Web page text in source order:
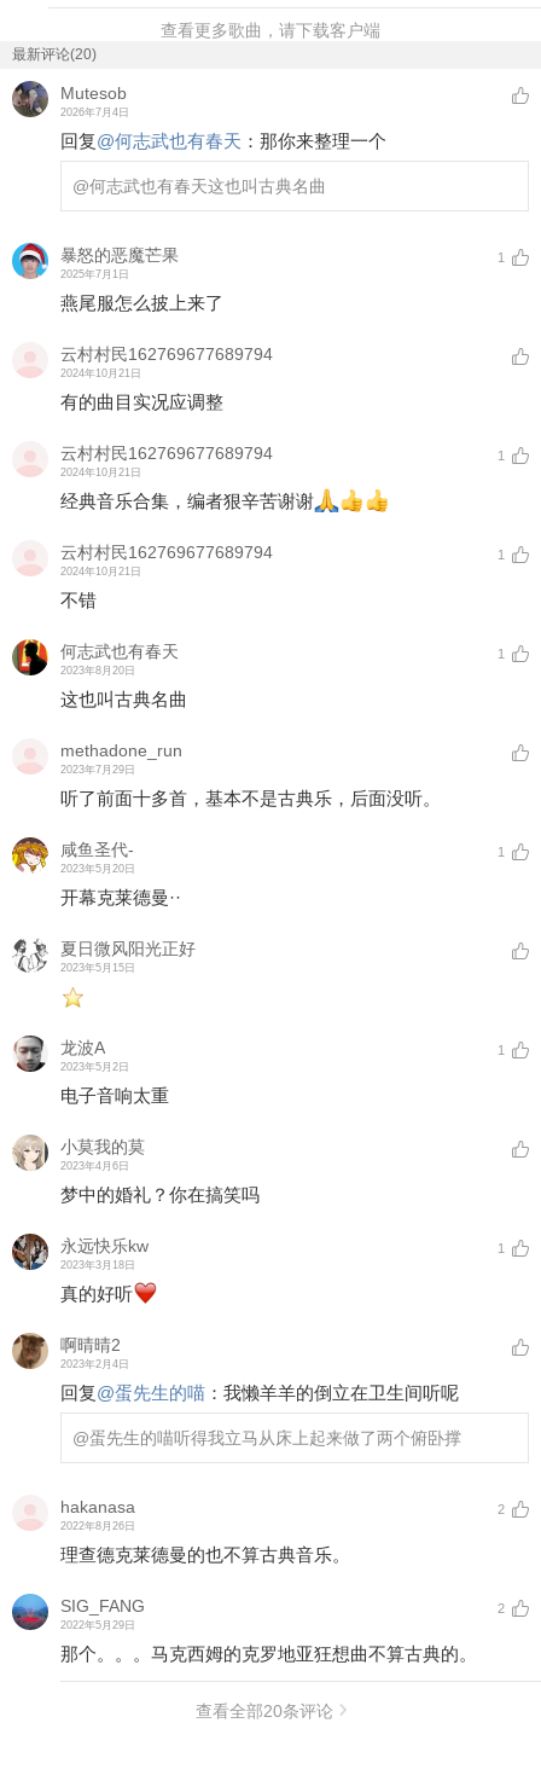
查看更多歌曲，请下载客户端
最新评论(20)
Mutesob
2026年7月4日
回复@何志武也有春天 ： 那你来整理一个
@何志武也有春天这也叫古典名曲
暴怒的恶魔芒果
2025年7月1日
1
燕尾服怎么披上来了
云村村民162769677689794
2024年10月21日
有的曲目实况应调整
云村村民162769677689794
2024年10月21日
1
经典音乐合集，编者狠辛苦谢谢
云村村民162769677689794
2024年10月21日
1
不错
何志武也有春天
2023年8月20日
1
这也叫古典名曲
methadone_run
2023年7月29日
听了前面十多首，基本不是古典乐，后面没听。
咸鱼圣代-
2023年5月20日
1
开幕克莱德曼··
夏日微风阳光正好
2023年5月15日
龙波A
2023年5月2日
1
电子音响太重
小莫我的莫
2023年4月6日
梦中的婚礼？你在搞笑吗
永远快乐kw
2023年3月18日
1
真的好听
啊晴晴2
2023年2月4日
回复@蛋先生的喵 ： 我懒羊羊的倒立在卫生间听呢
@蛋先生的喵听得我立马从床上起来做了两个俯卧撑
hakanasa
2022年8月26日
2
理查德克莱德曼的也不算古典音乐。
SIG_FANG
2022年5月29日
2
那个。。。马克西姆的克罗地亚狂想曲不算古典的。
查看全部20条评论